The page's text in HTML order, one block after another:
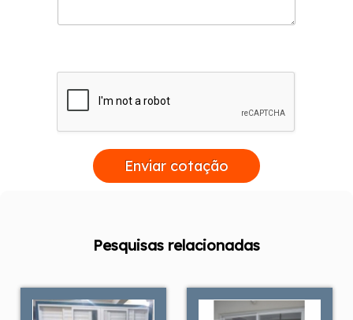
Enviar cotação
Pesquisas relacionadas